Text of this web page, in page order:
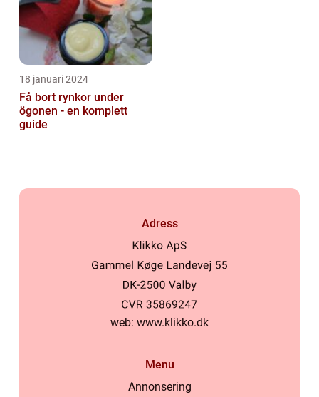
18 januari 2024
Få bort rynkor under
ögonen - en komplett
guide
Adress
web: www.klikko.dk
Menu
Annonsering